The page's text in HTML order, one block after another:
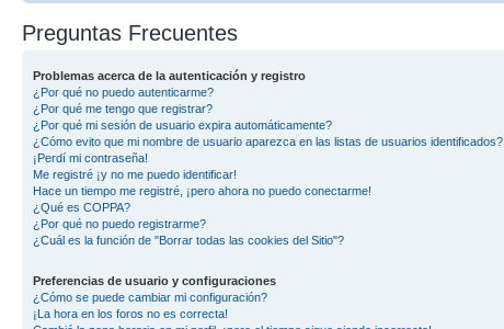
Preguntas Frecuentes
Problemas acerca de la autenticación y registro
¿Por qué no puedo autenticarme?
¿Por qué me tengo que registrar?
¿Por qué mi sesión de usuario expira automáticamente?
¿Cómo evito que mi nombre de usuario aparezca en las listas de usuarios identificados?
¡Perdí mi contraseña!
Me registré ¡y no me puedo identificar!
Hace un tiempo me registré, ¡pero ahora no puedo conectarme!
¿Qué es COPPA?
¿Por qué no puedo registrarme?
¿Cuál es la función de "Borrar todas las cookies del Sitio"?
Preferencias de usuario y configuraciones
¿Cómo se puede cambiar mi configuración?
¡La hora en los foros no es correcta!